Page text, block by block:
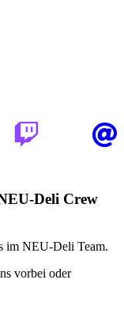
Deli Crew
im NEU-Deli Team.
vorbei oder